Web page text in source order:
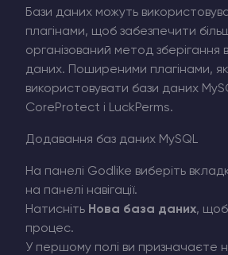
Бази даних можуть
плагінами, щоб забезпечити
організований метод зберігання
даних. Поширеними плагінами,
використовувати бази даних
CoreProtect і LuckPerms.
Додавання баз даних MySQL
На панелі Godlike виберіть
на панелі навігації.
Натисніть Нова база даних,
процес.
У першому полі ви призначаєте